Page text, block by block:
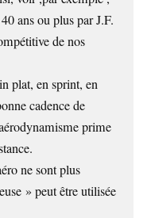
ans ou plus par J.F.
de nos
plat, en sprint, en
cadence de
prime
ne sont plus
» peut être utilisée